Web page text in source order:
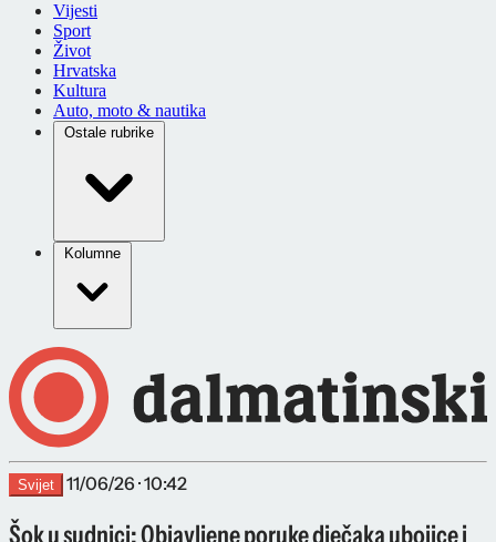
Vijesti
Sport
Život
Hrvatska
Kultura
Auto, moto & nautika
Ostale rubrike
Kolumne
Svijet 11/06/26 · 10:42
Šok u sudnici: Objavljene poruke dječaka ubojice i